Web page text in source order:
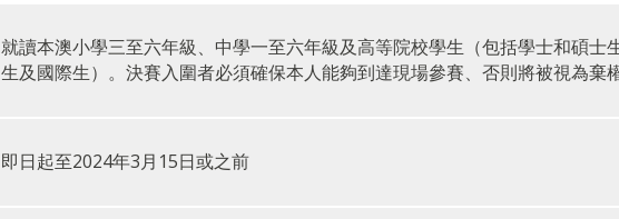
就讀本澳小學三至六年級、中學一至六年級及高等院校學生（包括學士和碩士
生及國際生）。決賽入圍者必須確保本人能夠到達現場參賽、否則將被視為棄
即日起至2024年3月15日或之前